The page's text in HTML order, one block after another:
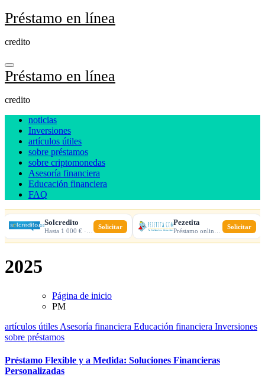
Ir
al
Préstamo en línea
credito
Préstamo en línea
credito
noticias
Inversiones
artículos útiles
sobre préstamos
sobre criptomonedas
Asesoría financiera
Educación financiera
FAQ
Solcredito Solicitar Pezetita Solicitar
2025
Página de inicio
PM
artículos útiles Asesoría financiera Educación financiera Inversiones
sobre préstamos
Préstamo Flexible y a Medida: Soluciones Financieras
Personalizadas